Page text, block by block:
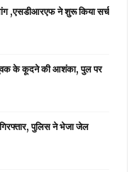
,एसडीआरएफ ने शुरू किया सर्च
के कूदने की आशंका, पुल पर
पुलिस ने भेजा जेल